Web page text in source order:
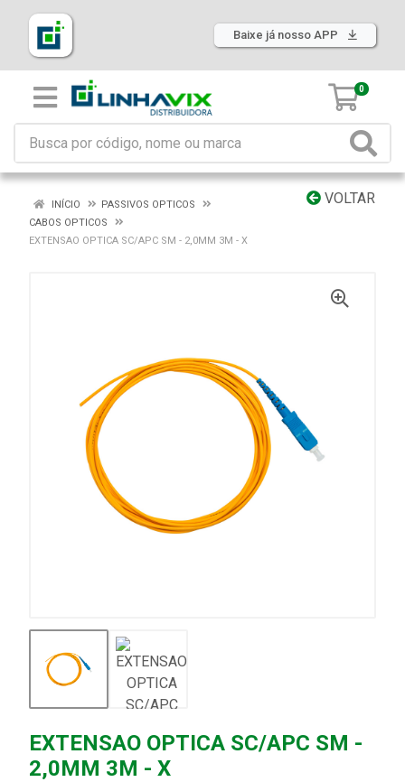
Baixe já nosso APP
0
VOLTAR
INÍCIO
PASSIVOS OPTICOS
CABOS OPTICOS
EXTENSAO OPTICA SC/APC SM - 2,0MM 3M - X
EXTENSAO OPTICA SC/APC SM -
2,0MM 3M - X